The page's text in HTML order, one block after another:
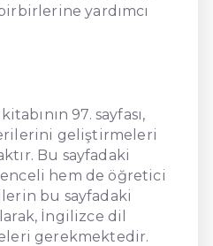
yardımcı
97. sayfası,
geliştirmeleri
Bu sayfadaki
hem de öğretici
bu sayfadaki
İngilizce dil
gerekmektedir.